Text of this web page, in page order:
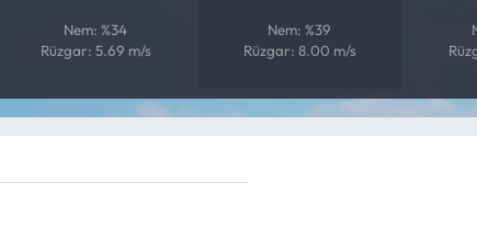
Nem: %34
Rüzgar: 5.69 m/s
Nem: %39
Rüzgar: 8.00 m/s